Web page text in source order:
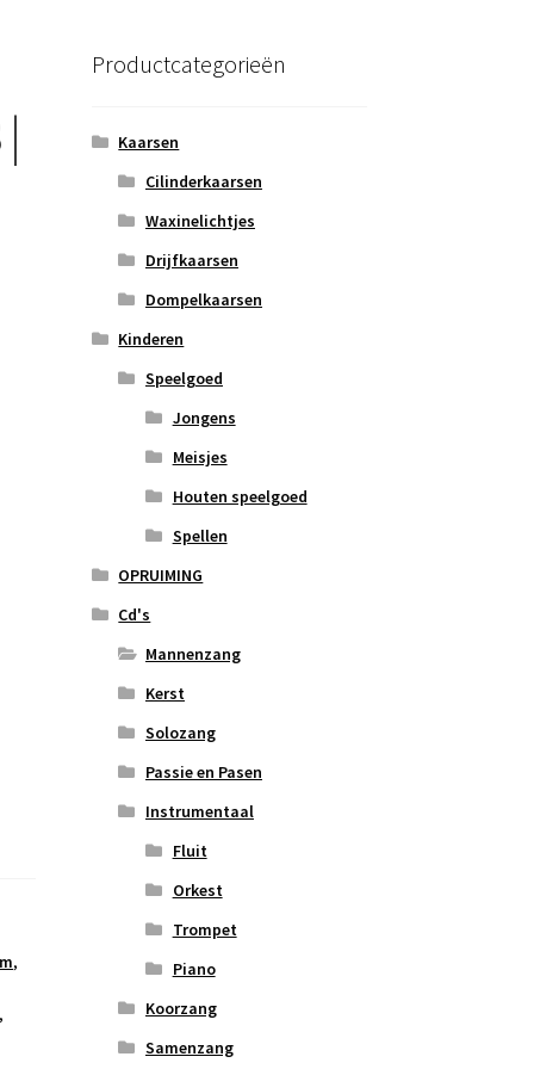
,
,
Productcategorieën
Kaarsen
Cilinderkaarsen
Waxinelichtjes
Drijfkaarsen
Dompelkaarsen
Kinderen
Speelgoed
Jongens
Meisjes
Houten speelgoed
Spellen
OPRUIMING
Cd's
Mannenzang
Kerst
Solozang
Passie en Pasen
Instrumentaal
Fluit
Orkest
Trompet
Piano
Koorzang
Samenzang